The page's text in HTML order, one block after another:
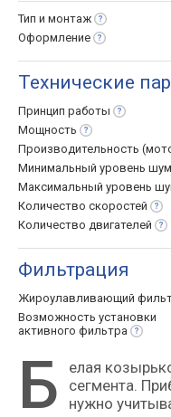
Тип и монтаж
Оформление
Технические
Принцип работы
Мощность
Производительность
Минимальный уровень
Максимальный уровень
Количество скоростей
Количество двигателей
Фильтрация
Жироулавливающий
Возможность установки
активного фильтра
Б
елая козырьковая вытяжка торговой марки Minola — это решение на стыке начального и среднего ценового
сегмента.
нужно